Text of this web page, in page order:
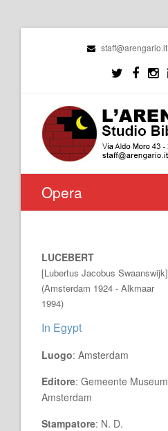
staff@arengario.it
Opera
LUCEBERT
[Lubertus Jacobus Swaanswijk]
(Amsterdam 1924 - Alkmaar
1994)
In Egypt
Luogo: Amsterdam
Editore: Gemeente Museum
Amsterdam
Stampatore: N. D.